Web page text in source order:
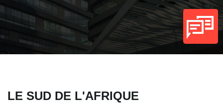
LE SUD DE L'AFRIQUE